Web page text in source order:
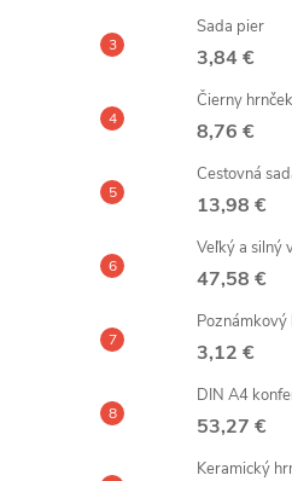
Sada pier
3,84 €
Čierny hrnček
8,76 €
Cestovná
13,98 €
Veľký a silný
47,58 €
Poznámkový
3,12 €
DIN A4
53,27 €
Keramický